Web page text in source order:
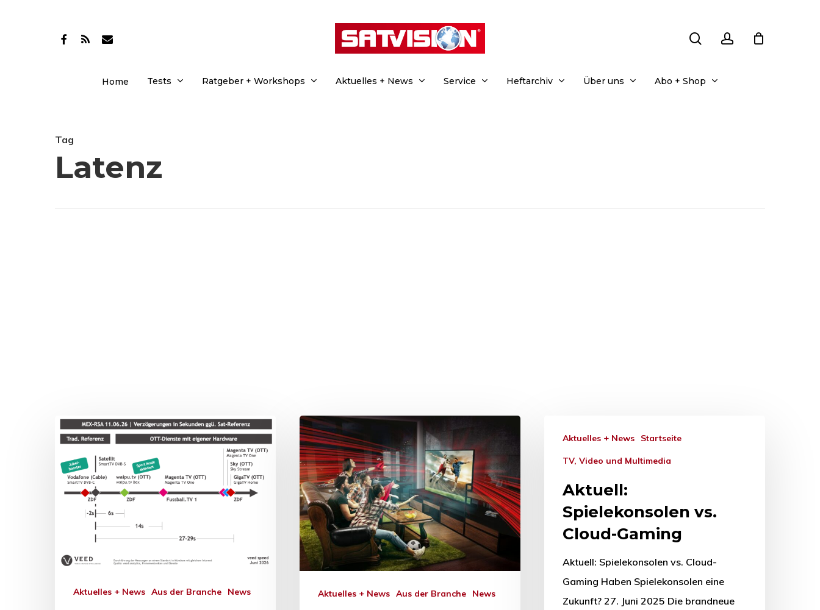
facebook
RSS email
Home Tests Ratgeber + Workshops Aktuelles + News Service Heftarchiv Über uns Abo + Shop
Tag
Latenz
Aktuelles + News Aus der Branche News Aktuelles + News Aus der Branche News
Aktuelles + News Startseite
TV, Video und Multimedia
Aktuell:
Spielekonsolen vs.
Cloud-Gaming
Aktuell: Spielekonsolen vs. Cloud-
Gaming Haben Spielekonsolen eine
Zukunft? 27. Juni 2025 Die brandneue